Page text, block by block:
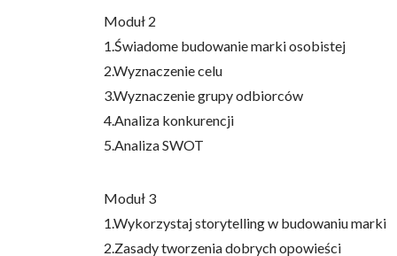
Moduł 2
1.Świadome budowanie marki osobistej
2.Wyznaczenie celu
3.Wyznaczenie grupy odbiorców
4.Analiza konkurencji
5.Analiza SWOT
Moduł 3
1.Wykorzystaj storytelling w budowaniu marki
2.Zasady tworzenia dobrych opowieści